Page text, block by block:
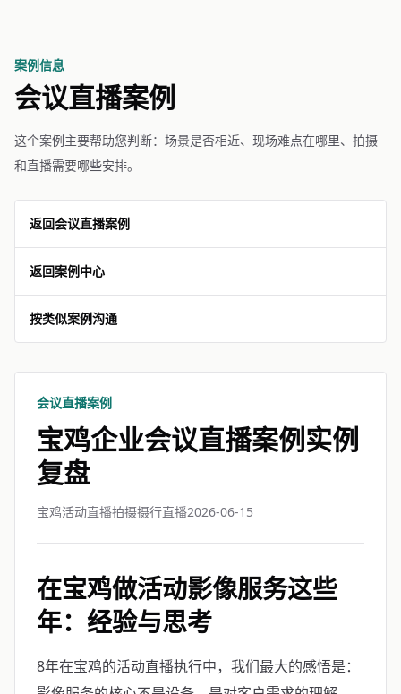
案例信息
会议直播案例
这个案例主要帮助您判断：场景是否相近、现场难点在哪里、拍摄
和直播需要哪些安排。
返回会议直播案例
返回案例中心
按类似案例沟通
会议直播案例
宝鸡企业会议直播案例实例
复盘
宝鸡活动直播拍摄摄行直播2026-06-15
在宝鸡做活动影像服务这些
年：经验与思考
8年在宝鸡的活动直播执行中，我们最大的感悟是：